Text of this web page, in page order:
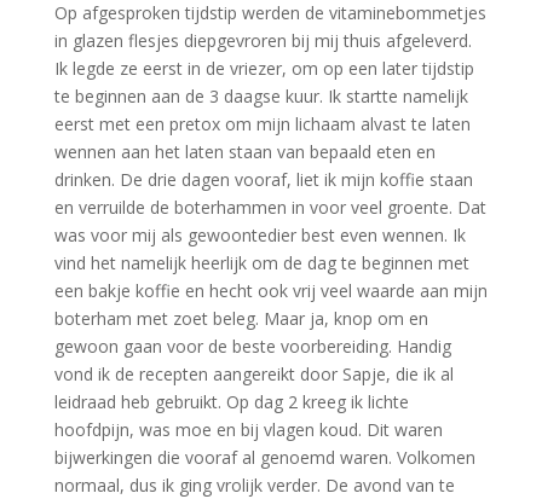
Op afgesproken tijdstip werden de vitaminebommetjes
in glazen flesjes diepgevroren bij mij thuis afgeleverd.
Ik legde ze eerst in de vriezer, om op een later tijdstip
te beginnen aan de 3 daagse kuur. Ik startte namelijk
eerst met een pretox om mijn lichaam alvast te laten
wennen aan het laten staan van bepaald eten en
drinken. De drie dagen vooraf, liet ik mijn koffie staan
en verruilde de boterhammen in voor veel groente. Dat
was voor mij als gewoontedier best even wennen. Ik
vind het namelijk heerlijk om de dag te beginnen met
een bakje koffie en hecht ook vrij veel waarde aan mijn
boterham met zoet beleg. Maar ja, knop om en
gewoon gaan voor de beste voorbereiding. Handig
vond ik de recepten aangereikt door Sapje, die ik al
leidraad heb gebruikt. Op dag 2 kreeg ik lichte
hoofdpijn, was moe en bij vlagen koud. Dit waren
bijwerkingen die vooraf al genoemd waren. Volkomen
normaal, dus ik ging vrolijk verder. De avond van te